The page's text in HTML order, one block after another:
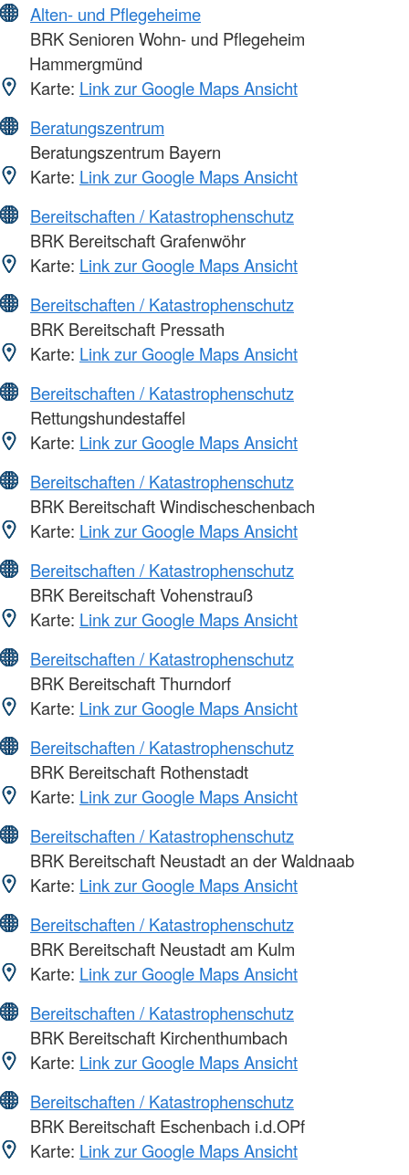
Alten- und Pflegeheime
BRK Senioren Wohn- und Pflegeheim
Hammergmünd
Karte: Link zur Google Maps Ansicht
Beratungszentrum
Beratungszentrum Bayern
Karte: Link zur Google Maps Ansicht
Bereitschaften / Katastrophenschutz
BRK Bereitschaft Grafenwöhr
Karte: Link zur Google Maps Ansicht
Bereitschaften / Katastrophenschutz
BRK Bereitschaft Pressath
Karte: Link zur Google Maps Ansicht
Bereitschaften / Katastrophenschutz
Rettungshundestaffel
Karte: Link zur Google Maps Ansicht
Bereitschaften / Katastrophenschutz
BRK Bereitschaft Windischeschenbach
Karte: Link zur Google Maps Ansicht
Bereitschaften / Katastrophenschutz
BRK Bereitschaft Vohenstrauß
Karte: Link zur Google Maps Ansicht
Bereitschaften / Katastrophenschutz
BRK Bereitschaft Thurndorf
Karte: Link zur Google Maps Ansicht
Bereitschaften / Katastrophenschutz
BRK Bereitschaft Rothenstadt
Karte: Link zur Google Maps Ansicht
Bereitschaften / Katastrophenschutz
BRK Bereitschaft Neustadt an der Waldnaab
Karte: Link zur Google Maps Ansicht
Bereitschaften / Katastrophenschutz
BRK Bereitschaft Neustadt am Kulm
Karte: Link zur Google Maps Ansicht
Bereitschaften / Katastrophenschutz
BRK Bereitschaft Kirchenthumbach
Karte: Link zur Google Maps Ansicht
Bereitschaften / Katastrophenschutz
BRK Bereitschaft Eschenbach i.d.OPf
Karte: Link zur Google Maps Ansicht